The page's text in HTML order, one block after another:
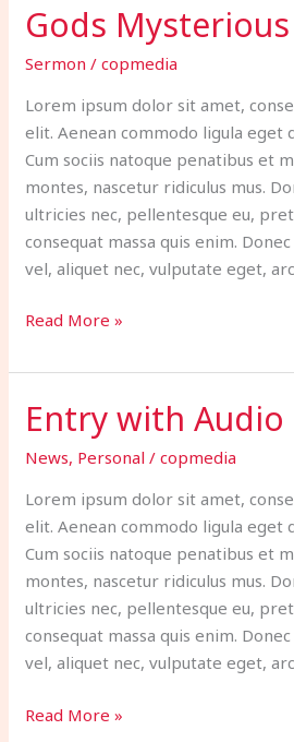
Gods Mysterious
Sermon /copmedia
Lorem ipsum dolor sit amet,
elit. Aenean commodo ligula eget
Cum sociis natoque penatibus et
montes, nascetur ridiculus mus.
ultricies nec, pellentesque eu,
consequat massa quis enim.
vel, aliquet nec, vulputate eget,
Ways
Read More »
Entry with Audio
News, Personal /copmedia
Lorem ipsum dolor sit amet,
elit. Aenean commodo ligula eget
Cum sociis natoque penatibus et
montes, nascetur ridiculus mus.
ultricies nec, pellentesque eu,
consequat massa quis enim.
vel, aliquet nec, vulputate eget,
Entry
with
Audio
Read More »